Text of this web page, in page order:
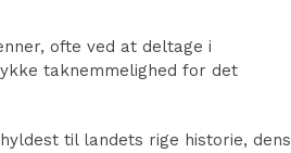
ofte ved at deltage i
taknemmelighed for det
til landets rige historie, dens